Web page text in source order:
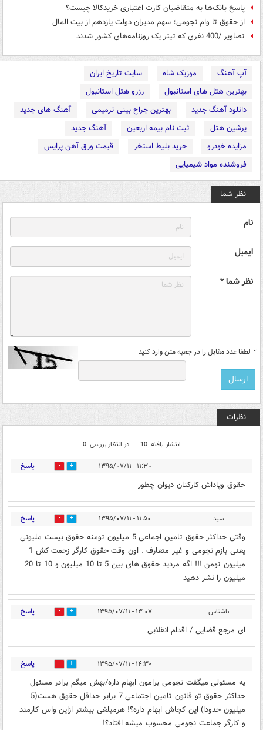
پاسخ بانک‌ها به متقاضیان کارت اعتباری خریدکالا چیست؟
از حقوق تا وام نجومی؛ سهم مدیران دولت یازدهم از بیت المال
تصاویر /400 نفری که تیتر یک روزنامه‌های کشور شدند
آپ آهنگ موزیک شاه
سایت تاریخ ایران
بهترین هتل های استانبول
رزرو هتل استانبول
دانلود آهنگ جدید
بهترین جراح بینی ترمیمی
آهنگ های جدید
پرشین هتل
ثبت نام بیمه اربعین
آهنگ جدید
مزایده خودرو
خرید بلیط استخر
قیمت ورق آهن پرایس
فروشنده مواد شیمیایی
نظر شما
نام
ایمیل
نظر شما *
* لطفا عدد مقابل را در جعبه متن وارد کنید
نظرات
انتشار یافته: 10 در انتظار بررسی: 0
۱۱:۳۰ - ۱۳۹۵/۰۷/۱۱ 0 پاسخ
حقوق وپاداش کارکنان دیوان چطور
سید ۱۱:۵۰ - ۱۳۹۵/۰۷/۱۱ 0 پاسخ
وقتی حداکثر حقوق تامین اجماعی 5 میلیون تومنه حقوق بیست ملیونی
یعنی بازم نجومی و غیر متعارف . اون وقت حقوق کارگر زحمت کش 1
میلیون تومن !!! اگه مردید حقوق های بین 5 تا 10 میلیون و 10 تا 20
میلیون را نشر دهید
ناشناس ۱۳:۰۷ - ۱۳۹۵/۰۷/۱۱ 0 پاسخ
ای مرجع قضایی / اقدام انقلابی
۱۴:۳۰ - ۱۳۹۵/۰۷/۱۱ 0 پاسخ
یه مسئولی میگفت نجومی برامون ابهام داره/بهش میگم برادر مسئول
حداکثر حقوق تو قانون تامین اجتماعی 7 برابر حداقل حقوق هست(5
میلیون حدودا) این کجاش ابهام داره؟! هرمبلغی بیشتر ازاین واس کارمند
و کارگر جماعت نجومی محسوب میشه افتاد؟!